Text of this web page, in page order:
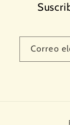
Correo